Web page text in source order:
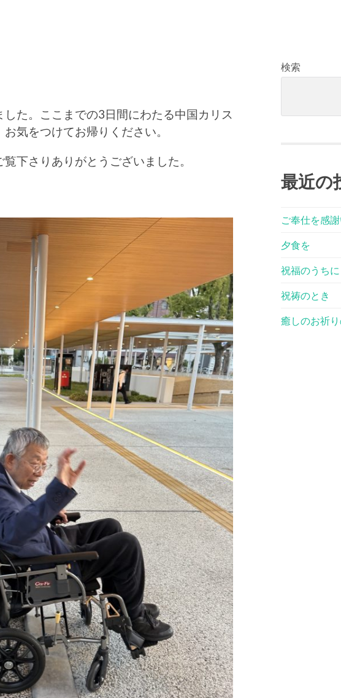
た。ここまでの3日間にわたる中国カリス
気をつけてお帰りください。
下さりありがとうございました。
検索
最近の
ご奉仕を感謝
夕食を
祝福のうちに
祝祷のとき
癒しのお祈り